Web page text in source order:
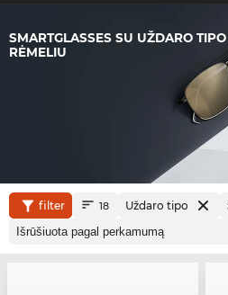
SMARTGLASSES SU UŽDARO TIPO
RĖMELIU
filter 18 Uždaro tipo